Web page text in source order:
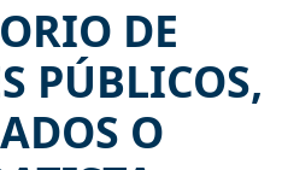
DE
PÚBLICOS,
O